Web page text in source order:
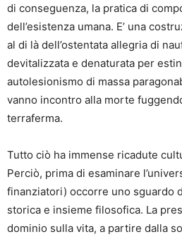
di conseguenza, la pratica di
dell’esistenza umana. E’ una
al di là dell’ostentata allegria di
devitalizzata e denaturata per
autolesionismo di massa
vanno incontro alla morte
terraferma.
Tutto ciò ha immense ricadute
Perciò, prima di esaminare
finanziatori) occorre uno sguardo
storica e insieme filosofica. La
dominio sulla vita, a partire dalla